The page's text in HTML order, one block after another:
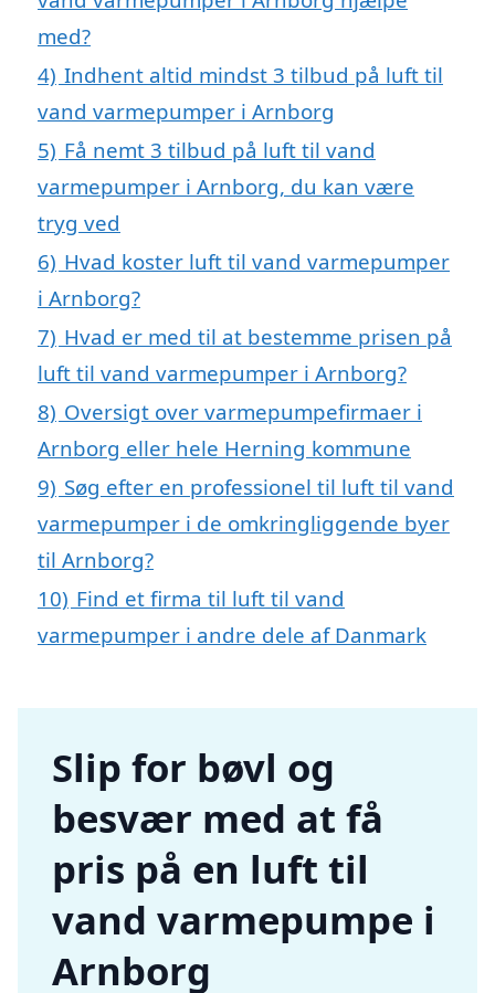
med?
4) Indhent altid mindst 3 tilbud på luft til
vand varmepumper i Arnborg
5) Få nemt 3 tilbud på luft til vand
varmepumper i Arnborg, du kan være
tryg ved
6) Hvad koster luft til vand varmepumper
i Arnborg?
7) Hvad er med til at bestemme prisen på
luft til vand varmepumper i Arnborg?
8) Oversigt over varmepumpefirmaer i
Arnborg eller hele Herning kommune
9) Søg efter en professionel til luft til vand
varmepumper i de omkringliggende byer
til Arnborg?
10) Find et firma til luft til vand
varmepumper i andre dele af Danmark
Slip for bøvl og
besvær med at få
pris på en luft til
vand varmepumpe i
Arnborg